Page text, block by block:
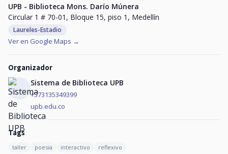
UPB - Biblioteca Mons. Darío Múnera
Circular 1 # 70-01, Bloque 15, piso 1, Medellín
Laureles-Estadio
Ver en Google Maps →
Organizador
Sistema de Biblioteca UPB
+573135349399
upb.edu.co
Tags
taller poesia interactivo reflexivo